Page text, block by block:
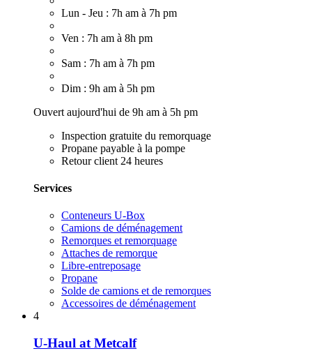
Lun - Jeu : 7h am à 7h pm
Ven : 7h am à 8h pm
Sam : 7h am à 7h pm
Dim : 9h am à 5h pm
Ouvert aujourd'hui de 9h am à 5h pm
Inspection gratuite du remorquage
Propane payable à la pompe
Retour client 24 heures
Services
Conteneurs U-Box
Camions de déménagement
Remorques et remorquage
Attaches de remorque
Libre-entreposage
Propane
Solde de camions et de remorques
Accessoires de déménagement
4
U-Haul at Metcalf